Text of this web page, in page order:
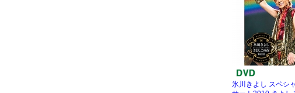
氷川きよし スペシ